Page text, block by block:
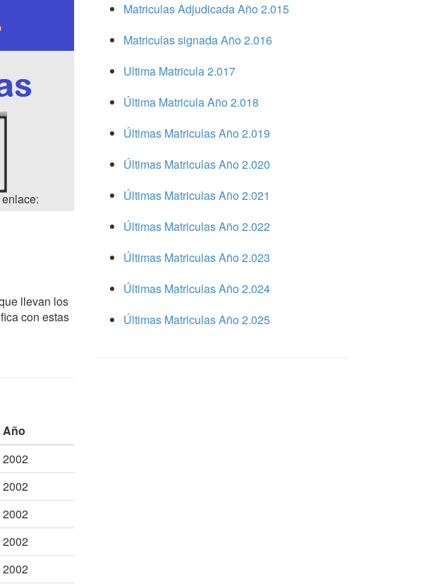
llevan los
con estas
Año
2002
2002
2002
2002
2002
Matriculas Adjudicada Año 2.015
Matriculas signada Año 2.016
Ultima Matricula 2.017
Última Matricula Año 2.018
Últimas Matriculas Año 2.019
Últimas Matriculas Año 2.020
Últimas Matriculas Año 2.021
Últimas Matriculas Año 2.022
Últimas Matriculas Año 2.023
Últimas Matriculas Año 2.024
Últimas Matriculas Año 2.025